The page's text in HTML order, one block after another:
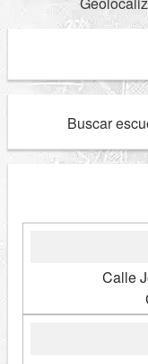
Buscar
Calle